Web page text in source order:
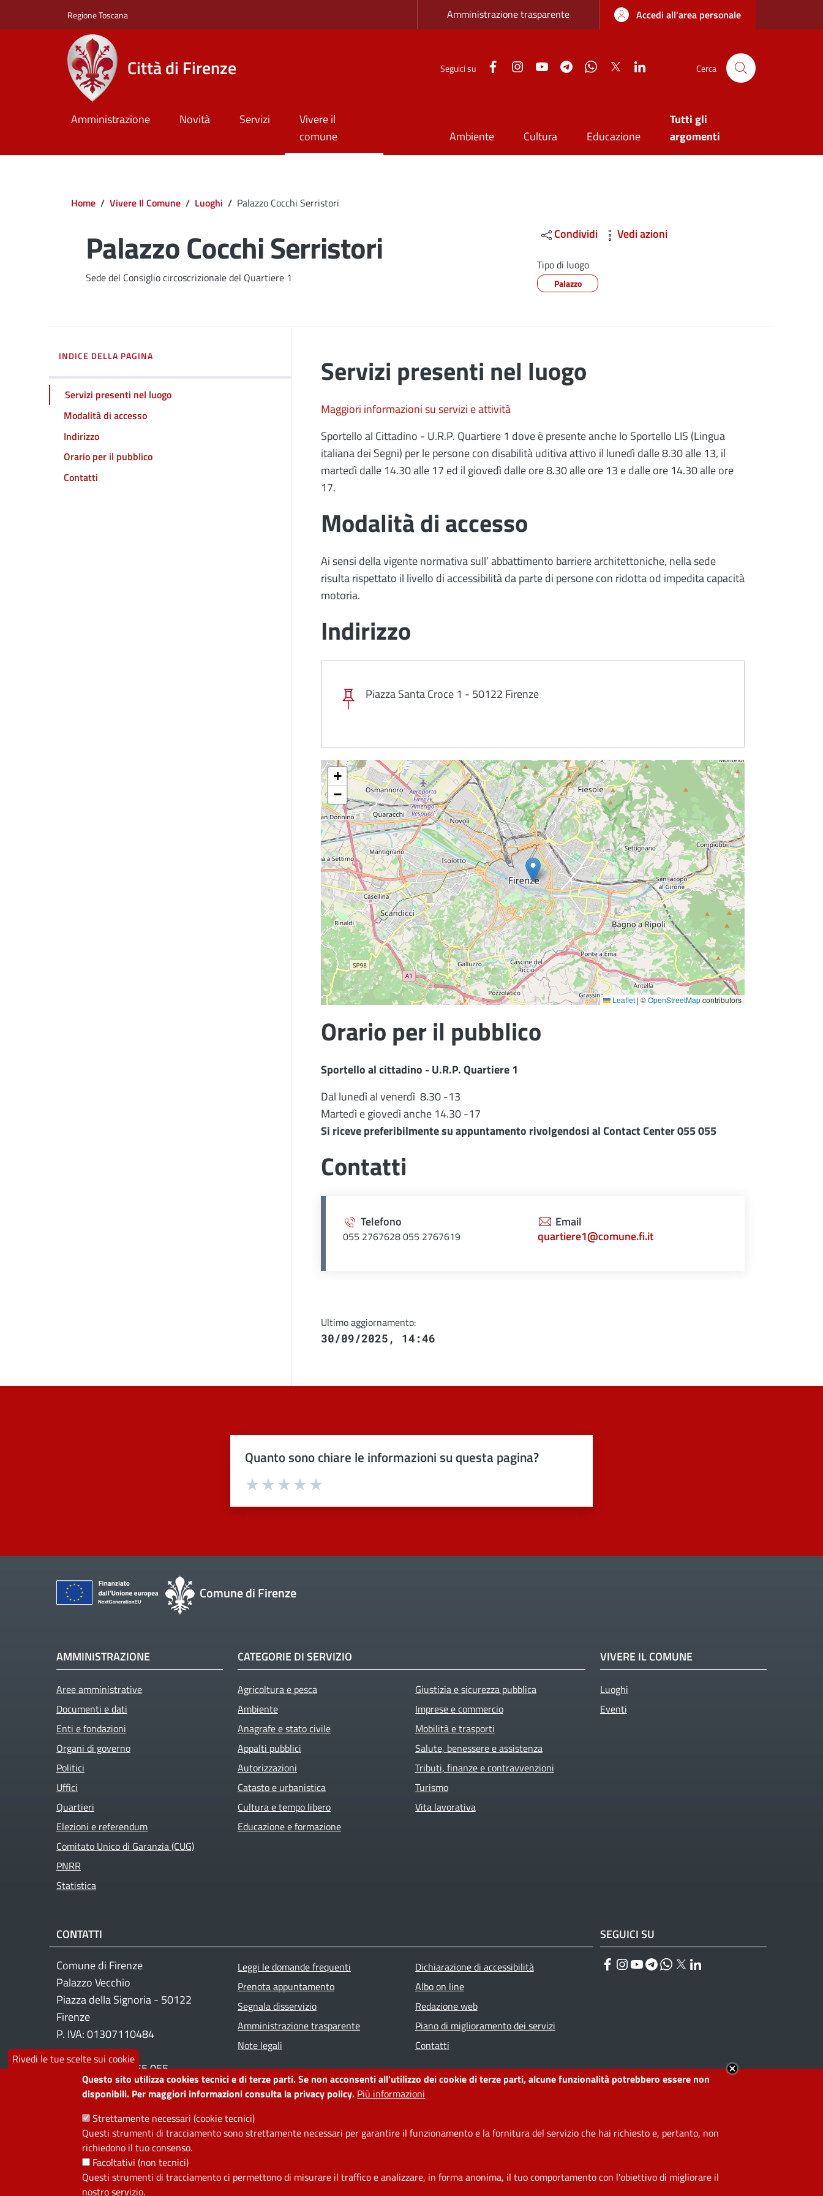
Rivedi le tue scelte sui cookie
Questo sito utilizza cookies tecnici e di terze parti. Se non acconsenti all'utilizzo dei cookie di terze parti, alcune funzionalità potrebbero essere non
disponibili. Per maggiori informazioni consulta la privacy policy. Più informazioni
Strettamente necessari (cookie tecnici)
Questi strumenti di tracciamento sono strettamente necessari per garantire il funzionamento e la fornitura del servizio che hai richiesto e, pertanto, non
richiedono il tuo consenso.
Facoltativi (non tecnici)
Questi strumenti di tracciamento ci permettono di misurare il traffico e analizzare, in forma anonima, il tuo comportamento con l'obiettivo di migliorare il
nostro servizio.
Regione Toscana Zona superiore sottile
Amministrazione trasparente Accedi all'area personale
Città di Firenze Seguici su FacebookInstagramYouTubeTelegramWhatsApp
Twitter Cerca
Amministrazione Novità Servizi
Vivere il
comune
Ambiente Cultura Educazione
Tutti gli
argomenti
Briciole di pane
Home / Vivere Il Comune / Luoghi / Palazzo Cocchi Serristori
Palazzo Cocchi Serristori
Dettagli
Sede del Consiglio circoscrizionale del Quartiere 1
Condividi Vedi azioni
Tipo di luogo
Palazzo
INDICE DELLA PAGINA
Servizi presenti nel luogo
Modalità di accesso
Indirizzo
Orario per il pubblico
Contatti
Servizi presenti nel luogo
Maggiori informazioni su servizi e attività
Sportello al Cittadino - U.R.P. Quartiere 1 dove è presente anche lo Sportello LIS (Lingua
italiana dei Segni) per le persone con disabilità uditiva attivo il lunedì dalle 8.30 alle 13, il
martedì dalle 14.30 alle 17 ed il giovedì dalle ore 8.30 alle ore 13 e dalle ore 14.30 alle ore
17.
Modalità di accesso
Ai sensi della vigente normativa sull’ abbattimento barriere architettoniche, nella sede
risulta rispettato il livello di accessibilità da parte di persone con ridotta od impedita capacità
motoria.
Indirizzo
Piazza Santa Croce 1 - 50122 Firenze
+
−
Leaflet | ©OpenStreetMapcontributors
Orario per il pubblico
Sportello al cittadino - U.R.P. Quartiere 1
Dal lunedì al venerdì 8.30 -13
Martedì e giovedì anche 14.30 -17
Si riceve preferibilmente su appuntamento rivolgendosi al Contact Center 055 055
Contatti
Telefono
055 2767628 055 2767619
Email
quartiere1@comune.fi.it
Ultimo aggiornamento:
30/09/2025, 14:46
Quanto sono chiare le informazioni su questa pagina?
Valuta 4 stelle su 5
Valuta 3 stelle su 5
Valuta 2 stelle su 5
Valuta 1 stelle su 5
Comune di Firenze
AMMINISTRAZIONE
Aree amministrative
Documenti e dati
Enti e fondazioni
Organi di governo
Politici
Uffici
Quartieri
Elezioni e referendum
Comitato Unico di Garanzia (CUG)
PNRR
Statistica
CATEGORIE DI SERVIZIO
Agricoltura e pesca
Ambiente
Anagrafe e stato civile
Appalti pubblici
Autorizzazioni
Catasto e urbanistica
Cultura e tempo libero
Educazione e formazione
Giustizia e sicurezza pubblica
Imprese e commercio
Mobilità e trasporti
Salute, benessere e assistenza
Tributi, finanze e contravvenzioni
Turismo
Vita lavorativa
VIVERE IL COMUNE
Luoghi
Eventi
CONTATTI
Comune di Firenze
Palazzo Vecchio
Piazza della Signoria - 50122
Firenze
P. IVA: 01307110484
Contact center: 055 055
Footer menu
Leggi le domande frequenti
Prenota appuntamento
Segnala disservizio
Amministrazione trasparente
Note legali
Dichiarazione di accessibilità
Albo on line
Redazione web
Piano di miglioramento dei servizi
Contatti
SEGUICI SU
Facebook
Instagram
YouTube
Telegram
WhatsApp
Twitter
PRIVACY
Useful links section
La Privacy nel Comune
PRIVACY